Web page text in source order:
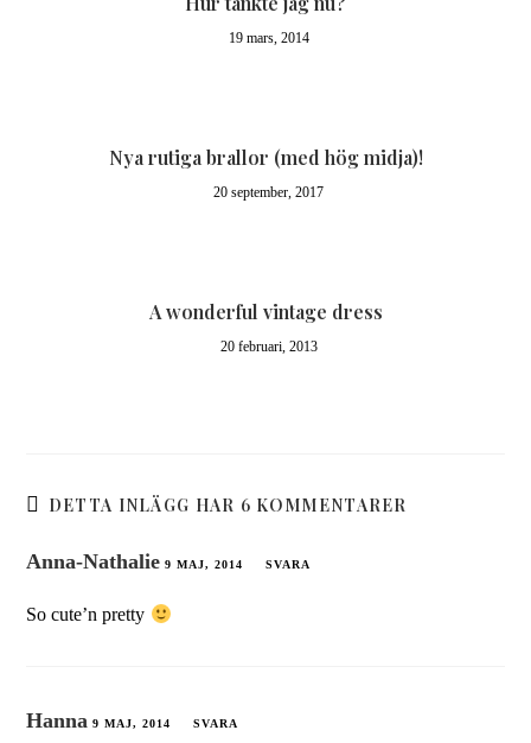
19 mars, 2014
Nya rutiga brallor (med hög midja)!
20 september, 2017
A wonderful vintage dress
20 februari, 2013
DETTA INLÄGG HAR 6 KOMMENTARER
Anna-Nathalie 9 MAJ, 2014 SVARA
So cute’n pretty
Hanna 9 MAJ, 2014 SVARA